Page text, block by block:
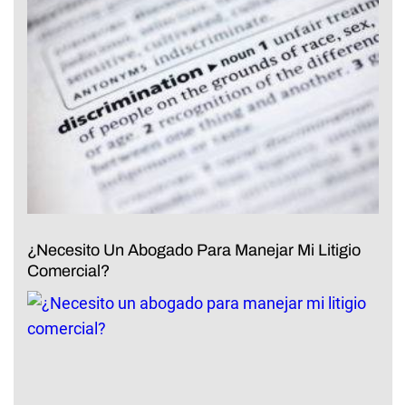
¿Necesito Un Abogado Para Manejar Mi Litigio
Comercial?